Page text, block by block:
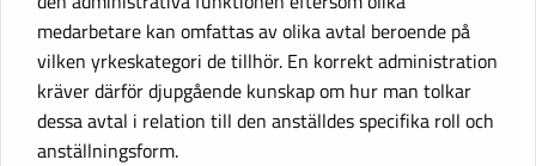
medarbetare kan omfattas av olika avtal beroende på
vilken yrkeskategori de tillhör. En korrekt administration
kräver därför djupgående kunskap om hur man tolkar
dessa avtal i relation till den anställdes specifika roll och
anställningsform.